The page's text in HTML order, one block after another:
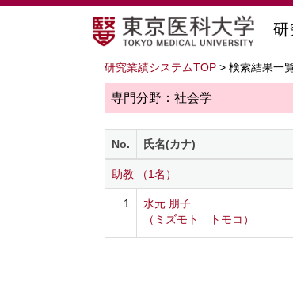
研
研究業績システムTOP > 検索結果一
専門分野：社会学
No. 氏名(カナ)
助教 （1名）
1
水元 朋子
（ミズモト トモコ）